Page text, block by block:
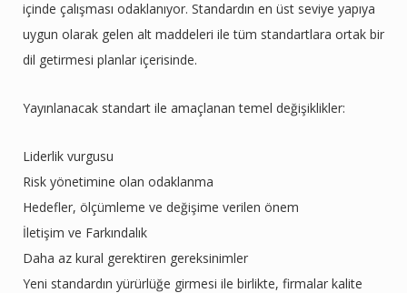
içinde çalışması odaklanıyor. Standardın en üst seviye yapıya
uygun olarak gelen alt maddeleri ile tüm standartlara ortak bir
dil getirmesi planlar içerisinde.
Yayınlanacak standart ile amaçlanan temel değişiklikler:
Liderlik vurgusu
Risk yönetimine olan odaklanma
Hedefler, ölçümleme ve değişime verilen önem
İletişim ve Farkındalık
Daha az kural gerektiren gereksinimler
Yeni standardın yürürlüğe girmesi ile birlikte, firmalar kalite